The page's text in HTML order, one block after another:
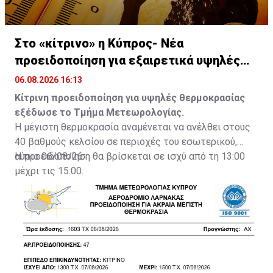
Στο «κίτρινο» η Κύπρος- Νέα
προειδοποίηση για εξαιρετικά υψηλές
θερμοκρασίες
06.08.2026 16:13
Κίτρινη προειδοποίηση για υψηλές θερμοκρασίας
εξέδωσε το Τμήμα Μετεωρολογίας.
Η μέγιστη θερμοκρασία αναμένεται να ανέλθει στους
40 βαθμούς κελσίου σε περιοχές του εσωτερικού,
αύριο 06/08/26.
Η προειδοποίηση θα βρίσκεται σε ισχύ από τη 13:00
μέχρι τις 15:00.